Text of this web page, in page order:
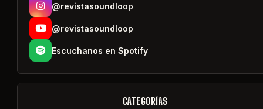
@revistasoundloop
@revistasoundloop
Escuchanos en Spotify
CATEGORÍAS